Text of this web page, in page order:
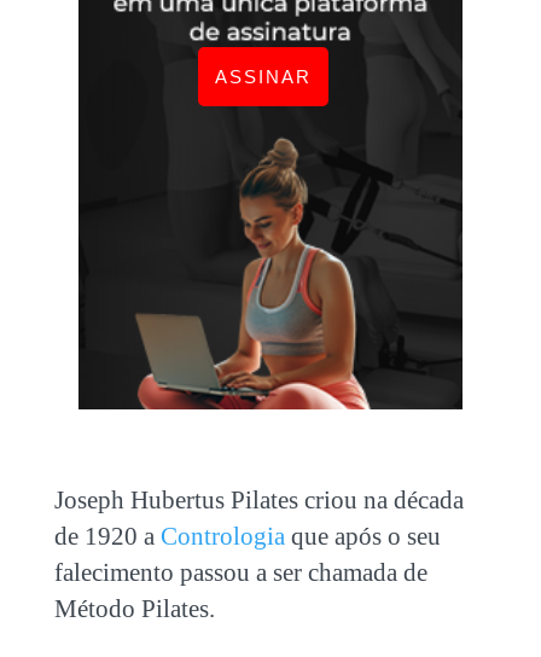
ASSINAR
Joseph Hubertus Pilates criou na década
de 1920 a Contrologiaque após o seu
falecimento passou a ser chamada de
Método Pilates.